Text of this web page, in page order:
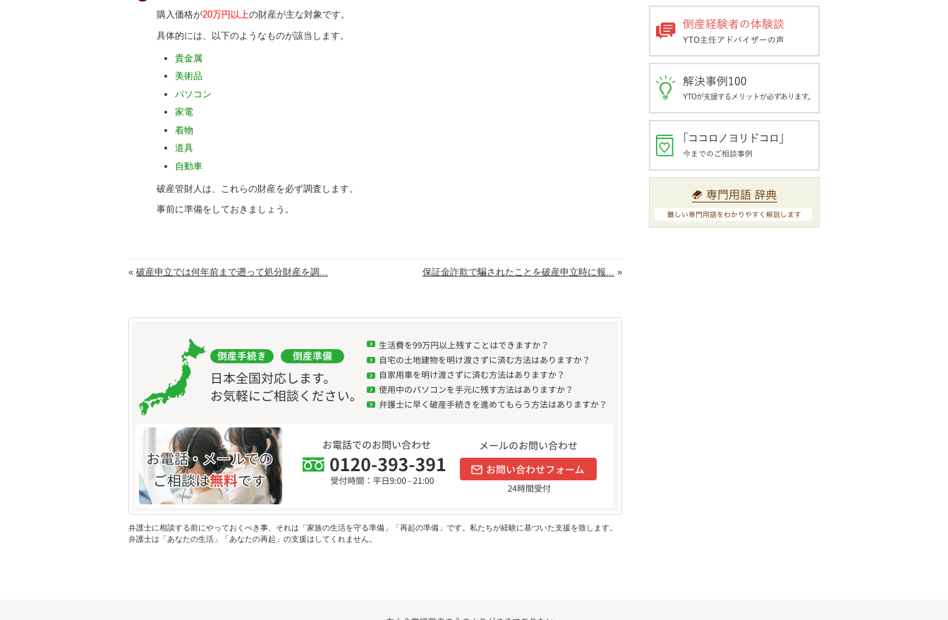
購入価格が20万円以上の財産が主な対象です。
具体的には、以下のようなものが該当します。
貴金属
美術品
パソコン
家電
着物
道具
自動車
破産管財人は、これらの財産を必ず調査します。
事前に準備をしておきましょう。
« 破産申立では何年前まで遡って処分財産を調... 保証金詐欺で騙されたことを破産申立時に報... »
弁護士に相談する前にやっておくべき事、それは「家族の生活を守る準備」「再起の準備」です。私たちが経験に基づいた支援を致します。
弁護士は「あなたの生活」「あなたの再起」の支援はしてくれません。